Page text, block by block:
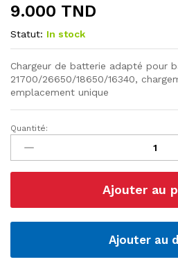
9.000 TND
Statut: In stock
Chargeur de batterie adapté pour
21700/26650/18650/16340,
emplacement unique
Chargeur
intelligent
pour
1
Compatible
18650,
Quantité:
Ajouter au
Ajouter au